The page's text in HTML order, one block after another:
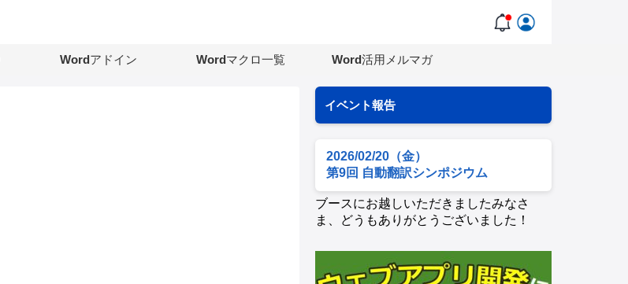
Wordアドイン Wordマクロ一覧 Word活用メルマガ
イベント報告
2026/02/20（金）
第9回 自動翻訳シンポジウム
ブースにお越しいただきましたみなさ
ま、どうもありがとうございました！